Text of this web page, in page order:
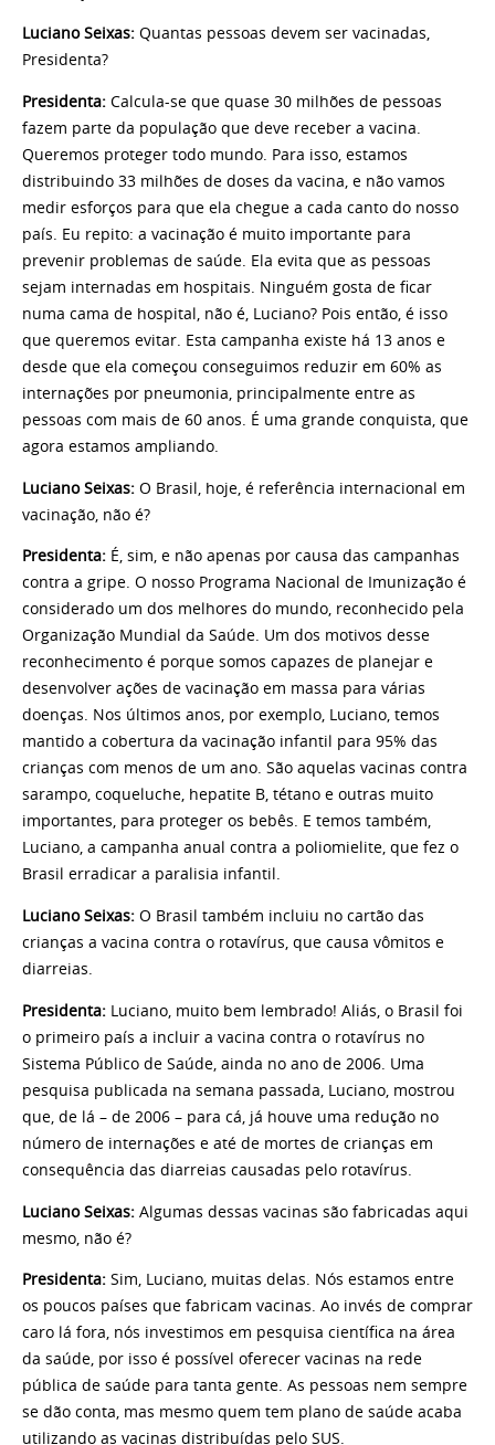
Luciano Seixas: Quantas pessoas devem ser vacinadas,
Presidenta?
Presidenta: Calcula-se que quase 30 milhões de pessoas
fazem parte da população que deve receber a vacina.
Queremos proteger todo mundo. Para isso, estamos
distribuindo 33 milhões de doses da vacina, e não vamos
medir esforços para que ela chegue a cada canto do nosso
país. Eu repito: a vacinação é muito importante para
prevenir problemas de saúde. Ela evita que as pessoas
sejam internadas em hospitais. Ninguém gosta de ficar
numa cama de hospital, não é, Luciano? Pois então, é isso
que queremos evitar. Esta campanha existe há 13 anos e
desde que ela começou conseguimos reduzir em 60% as
internações por pneumonia, principalmente entre as
pessoas com mais de 60 anos. É uma grande conquista, que
agora estamos ampliando.
Luciano Seixas: O Brasil, hoje, é referência internacional em
vacinação, não é?
Presidenta: É, sim, e não apenas por causa das campanhas
contra a gripe. O nosso Programa Nacional de Imunização é
considerado um dos melhores do mundo, reconhecido pela
Organização Mundial da Saúde. Um dos motivos desse
reconhecimento é porque somos capazes de planejar e
desenvolver ações de vacinação em massa para várias
doenças. Nos últimos anos, por exemplo, Luciano, temos
mantido a cobertura da vacinação infantil para 95% das
crianças com menos de um ano. São aquelas vacinas contra
sarampo, coqueluche, hepatite B, tétano e outras muito
importantes, para proteger os bebês. E temos também,
Luciano, a campanha anual contra a poliomielite, que fez o
Brasil erradicar a paralisia infantil.
Luciano Seixas: O Brasil também incluiu no cartão das
crianças a vacina contra o rotavírus, que causa vômitos e
diarreias.
Presidenta: Luciano, muito bem lembrado! Aliás, o Brasil foi
o primeiro país a incluir a vacina contra o rotavírus no
Sistema Público de Saúde, ainda no ano de 2006. Uma
pesquisa publicada na semana passada, Luciano, mostrou
que, de lá – de 2006 – para cá, já houve uma redução no
número de internações e até de mortes de crianças em
consequência das diarreias causadas pelo rotavírus.
Luciano Seixas: Algumas dessas vacinas são fabricadas aqui
mesmo, não é?
Presidenta: Sim, Luciano, muitas delas. Nós estamos entre
os poucos países que fabricam vacinas. Ao invés de comprar
caro lá fora, nós investimos em pesquisa científica na área
da saúde, por isso é possível oferecer vacinas na rede
pública de saúde para tanta gente. As pessoas nem sempre
se dão conta, mas mesmo quem tem plano de saúde acaba
utilizando as vacinas distribuídas pelo SUS.